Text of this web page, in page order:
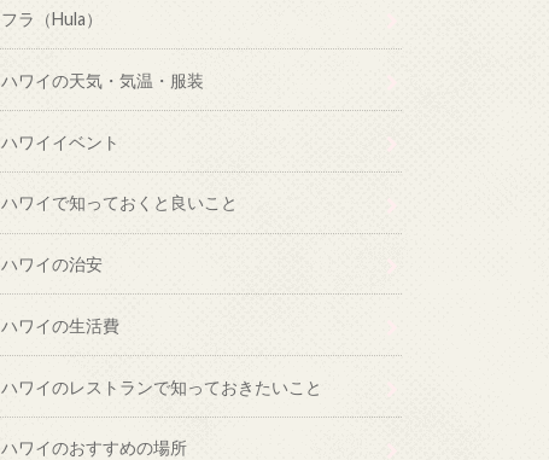
フラ（Hula）
ハワイの天気・気温・服装
ハワイイベント
ハワイで知っておくと良いこと
ハワイの治安
ハワイの生活費
ハワイのレストランで知っておきたいこと
ハワイのおすすめの場所